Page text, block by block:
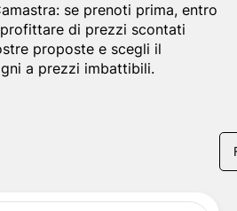
se prenoti prima, entro
di prezzi scontati
proposte e scegli il
a prezzi imbattibili.